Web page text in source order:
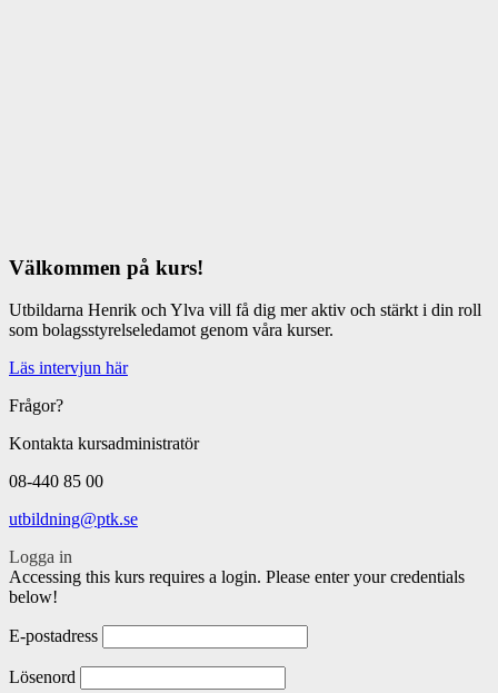
Välkommen på kurs!
Utbildarna Henrik och Ylva vill få dig mer aktiv och stärkt i din roll
som bolagsstyrelseledamot genom våra kurser.
Läs intervjun här
Frågor?
Kontakta kursadministratör
08-440 85 00
utbildning@ptk.se
Logga in
Accessing this kurs requires a login. Please enter your credentials
below!
E-postadress
Lösenord